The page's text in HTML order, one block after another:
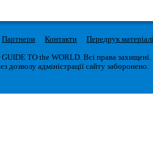
Партнери Контакти
Передрук
TO the WORLD. Всі права захищені.
дозволу адміністрації сайту заборонено.